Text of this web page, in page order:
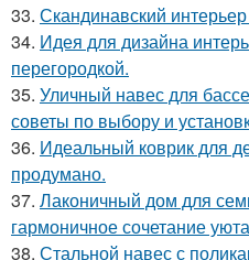
33. Скандинавский
34. Идея для дизайна
перегородкой.
35. Уличный навес для
советы по выбору и
36. Идеальный коврик для
продумано.
37. Лаконичный дом для
гармоничное сочетание
38. Стальной навес с